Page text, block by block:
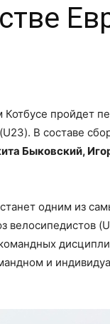
пройдет
В составе
Быковский,
одним из
и